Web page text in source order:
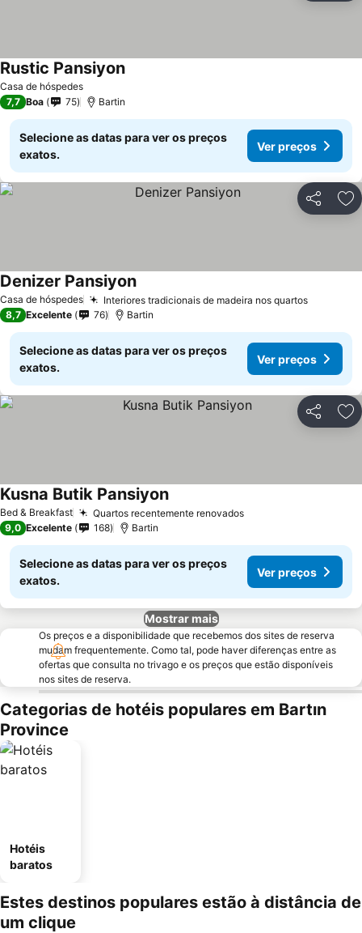
Casa de hóspedes
Rustic Pansiyon
7,7 Boa 75 Bartin
Selecione as datas para ver os preços
exatos.
Ver preços
Partilhar
Casa de hóspedes Interiores tradicionais de madeira nos quartos
Denizer Pansiyon
8,7 Excelente 76 Bartin
Selecione as datas para ver os preços
exatos.
Ver preços
Partilhar
Bed & Breakfast Quartos recentemente renovados
Kusna Butik Pansiyon
9,0 Excelente 168 Bartin
Selecione as datas para ver os preços
exatos.
Ver preços
Mostrar mais
Os preços e a disponibilidade que recebemos dos sites de reserva
mudam frequentemente. Como tal, pode haver diferenças entre as
ofertas que consulta no trivago e os preços que estão disponíveis
nos sites de reserva.
Categorias de hotéis populares em Bartın
Province
Hotéis
baratos
Estes destinos populares estão à distância de
um clique